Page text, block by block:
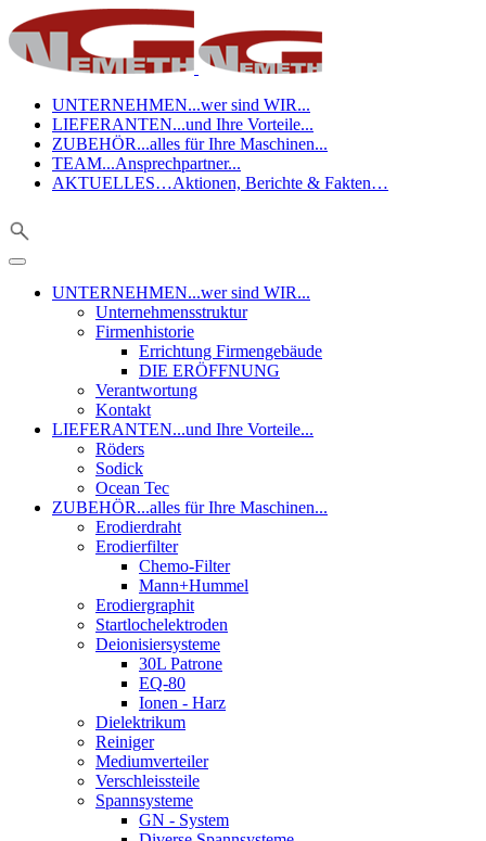
UNTERNEHMEN...wer sind WIR...
LIEFERANTEN...und Ihre Vorteile...
ZUBEHÖR...alles für Ihre Maschinen...
TEAM...Ansprechpartner...
AKTUELLES…Aktionen, Berichte & Fakten…
UNTERNEHMEN...wer sind WIR...
Unternehmensstruktur
Firmenhistorie
Errichtung Firmengebäude
DIE ERÖFFNUNG
Verantwortung
Kontakt
LIEFERANTEN...und Ihre Vorteile...
Röders
Sodick
Ocean Tec
ZUBEHÖR...alles für Ihre Maschinen...
Erodierdraht
Erodierfilter
Chemo-Filter
Mann+Hummel
Erodiergraphit
Startlochelektroden
Deionisiersysteme
30L Patrone
EQ-80
Ionen - Harz
Dielektrikum
Reiniger
Mediumverteiler
Verschleissteile
Spannsysteme
GN - System